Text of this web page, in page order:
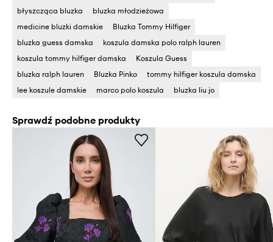
błyszcząca bluzka
bluzka młodzieżowa
medicine bluzki damskie
Bluzka Tommy Hilfiger
bluzka guess damska
koszula damska polo ralph lauren
koszula tommy hilfiger damska
Koszula Guess
bluzka ralph lauren
Bluzka Pinko
tommy hilfiger koszula damska
lee koszule damskie
marco polo koszula bluzka liu jo
Sprawdź podobne produkty